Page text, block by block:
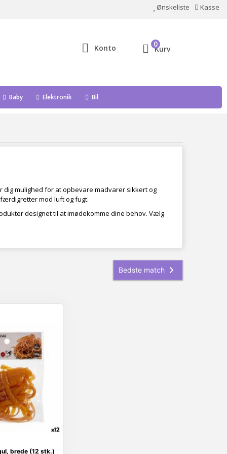
Ønskeliste Kasse
Konto Kurv
0
Baby Elektronik Bil
dig mulighed for at opbevare madvarer sikkert og
mod luft og fugt.
designet til at imødekomme dine behov. Vælg
brede (12 stk.)